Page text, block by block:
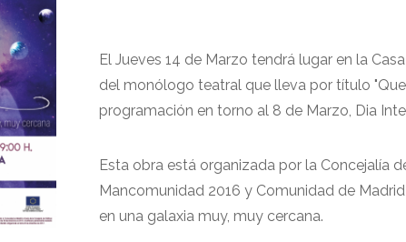
El Jueves 14 de Marzo tendrá lugar en la
del monólogo teatral que lleva por título
programación en torno al 8 de Marzo, Dia
Esta obra está organizada por la Concejalía
Mancomunidad 2016 y Comunidad de
en una galaxia muy, muy cercana.